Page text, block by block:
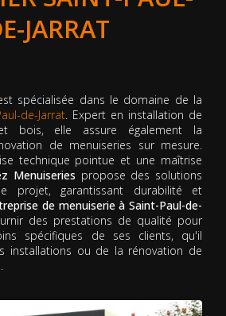
JARRAT
spécialisée dans le domaine de la
de-Jarrat. Expert en installation de
bois, elle assure également la
de menuiseries sur mesure.
technique pointue et une maîtrise
Menuiseries propose des solutions
projet, garantissant durabilité et
de menuiserie à Saint-Paul-de-
des prestations de qualité pour
spécifiques de ses clients, qu'il
installations ou de la rénovation de